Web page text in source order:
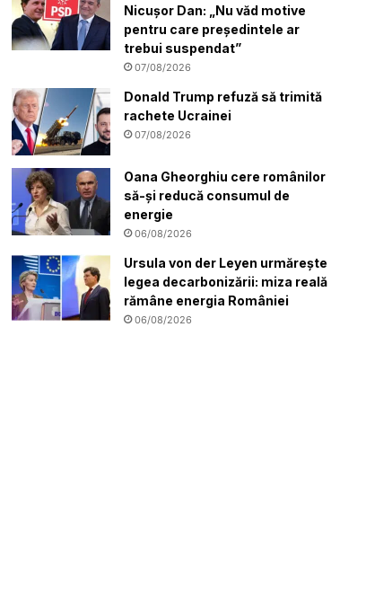
Nicușor Dan: „Nu văd motive
pentru care președintele ar
trebui suspendat”
07/08/2026
Donald Trump refuză să trimită
rachete Ucrainei
07/08/2026
Oana Gheorghiu cere românilor
să-și reducă consumul de
energie
06/08/2026
Ursula von der Leyen urmărește
legea decarbonizării: miza reală
rămâne energia României
06/08/2026